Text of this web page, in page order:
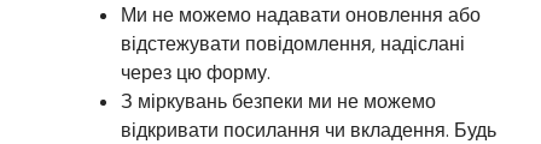
Ми не можемо надавати оновлення або
відстежувати повідомлення, надіслані
через цю форму.
З міркувань безпеки ми не можемо
відкривати посилання чи вкладення. Будь